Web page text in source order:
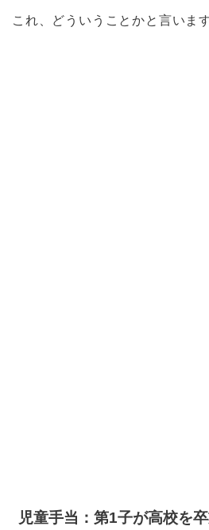
これ、どういうことかと言いま
児童手当：第1子が高校を